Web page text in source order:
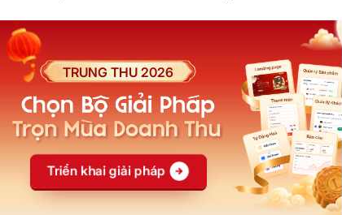
Tài liệu hướng dẫn
Cửa hàng giao diện mẫu
Khoá học
Blog
Casestudy
Đối tác đào tạo
Affiliate
Đại lý
Creator